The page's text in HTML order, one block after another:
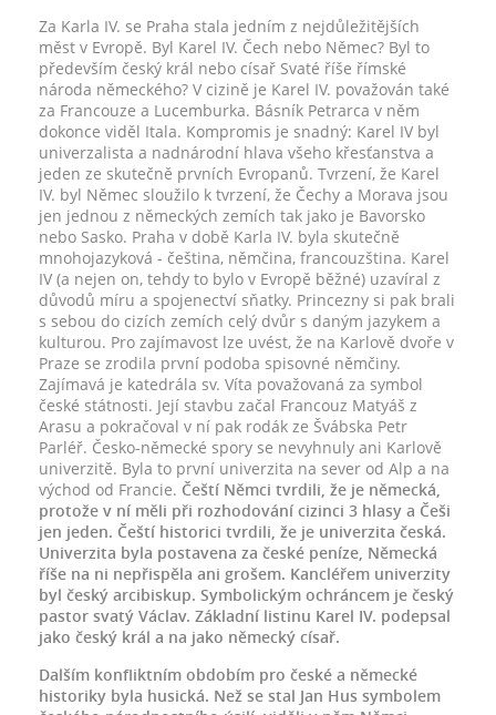
Za Karla IV. se Praha stala jedním z nejdůležitějších
měst v Evropě. Byl Karel IV. Čech nebo Němec? Byl to
především český král nebo císař Svaté říše římské
národa německého? V cizině je Karel IV. považován také
za Francouze a Lucemburka. Básník Petrarca v něm
dokonce viděl Itala. Kompromis je snadný: Karel IV byl
univerzalista a nadnárodní hlava všeho křesťanstva a
jeden ze skutečně prvních Evropanů. Tvrzení, že Karel
IV. byl Němec sloužilo k tvrzení, že Čechy a Morava jsou
jen jednou z německých zemích tak jako je Bavorsko
nebo Sasko. Praha v době Karla IV. byla skutečně
mnohojazyková - čeština, němčina, francouzština. Karel
IV (a nejen on, tehdy to bylo v Evropě běžné) uzavíral z
důvodů míru a spojenectví sňatky. Princezny si pak brali
s sebou do cizích zemích celý dvůr s daným jazykem a
kulturou. Pro zajímavost lze uvést, že na Karlově dvoře v
Praze se zrodila první podoba spisovné němčiny.
Zajímavá je katedrála sv. Víta považovaná za symbol
české státnosti. Její stavbu začal Francouz Matyáš z
Arasu a pokračoval v ní pak rodák ze Švábska Petr
Parléř. Česko-německé spory se nevyhnuly ani Karlově
univerzitě. Byla to první univerzita na sever od Alp a na
východ od Francie. Čeští Němci tvrdili, že je německá,
protože v ní měli při rozhodování cizinci 3 hlasy a Češi
jen jeden. Čeští historici tvrdili, že je univerzita česká.
Univerzita byla postavena za české peníze, Německá
říše na ni nepřispěla ani grošem. Kancléřem univerzity
byl český arcibiskup. Symbolickým ochráncem je český
pastor svatý Václav. Základní listinu Karel IV. podepsal
jako český král a na jako německý císař.
Dalším konfliktním obdobím pro české a německé
historiky byla husická. Než se stal Jan Hus symbolem